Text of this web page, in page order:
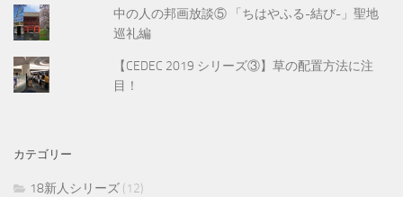
中の人の邦画放談⑤ 「ちはやふる-結び-」聖地
巡礼編
【CEDEC 2019 シリーズ③】草の配置方法に注
目！
カテゴリー
18新人シリーズ (12)